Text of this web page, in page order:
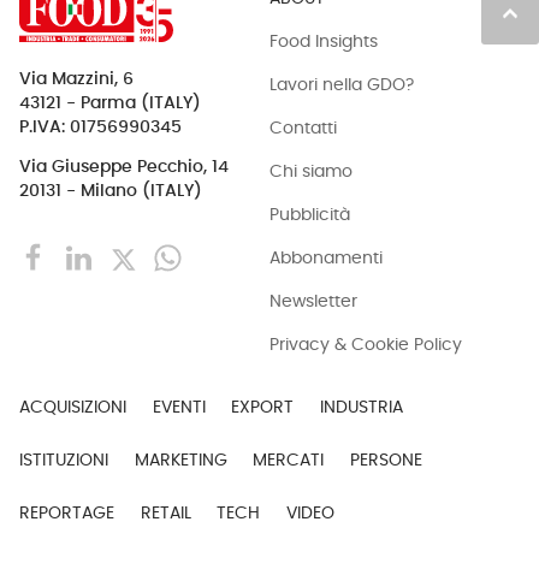
keyboard_arrow_up
Via Mazzini, 6
43121 - Parma (ITALY)
P.IVA: 01756990345
Via Giuseppe Pecchio, 14
20131 - Milano (ITALY)
Food Insights
Lavori nella GDO?
Contatti
Chi siamo
Pubblicità
Abbonamenti
Newsletter
Privacy & Cookie Policy
ACQUISIZIONI EVENTI EXPORT INDUSTRIA
ISTITUZIONI MARKETING MERCATI PERSONE
REPORTAGE RETAIL TECH VIDEO